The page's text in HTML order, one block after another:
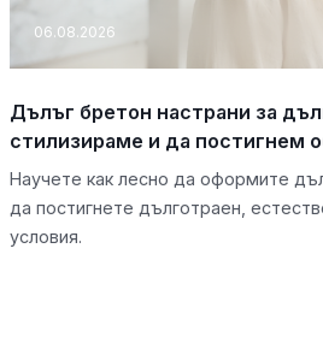
06.08.2026
Дълъг бретон настрани за
стилизираме и да постигнем
Научете как лесно да оформите
да постигнете дълготраен,
условия.